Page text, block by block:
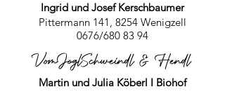
Ingrid und Josef Kerschbaumer
Pittermann 141, 8254 Wenigzell
0676/680 83 94
VomJoglSchweindl & Hendl
Martin und Julia Köberl I Biohof